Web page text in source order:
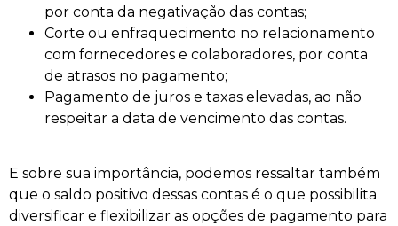
por conta da negativação das contas;
Corte ou enfraquecimento no relacionamento
com fornecedores e colaboradores, por conta
de atrasos no pagamento;
Pagamento de juros e taxas elevadas, ao não
respeitar a data de vencimento das contas.
E sobre sua importância, podemos ressaltar também
que o saldo positivo dessas contas é o que possibilita
diversificar e flexibilizar as opções de pagamento para